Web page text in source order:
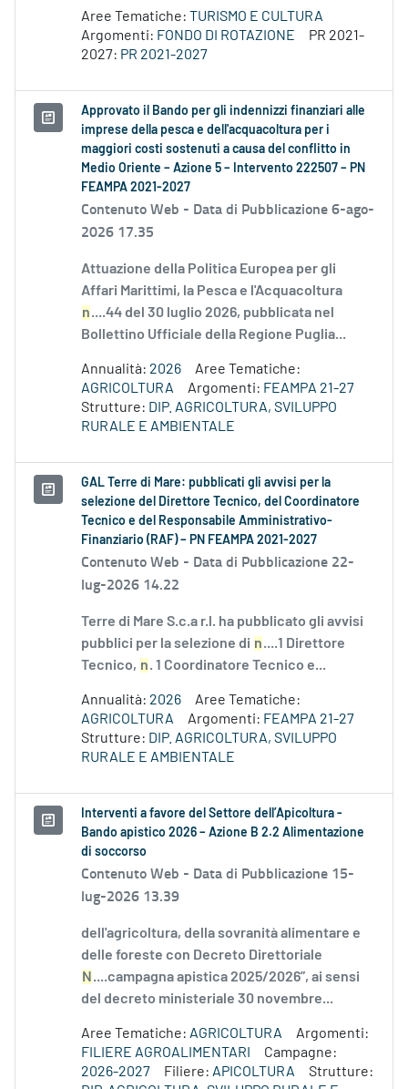
Aree Tematiche: TURISMO E CULTURA
Argomenti: FONDO DI ROTAZIONE
PR 2021-
2027: PR 2021-2027
Approvato il Bando per gli indennizzi finanziari alle
imprese della pesca e dell'acquacoltura per i
maggiori costi sostenuti a causa del conflitto in
Medio Oriente – Azione 5 – Intervento 222507 – PN
FEAMPA 2021-2027
Contenuto Web - Data di Pubblicazione 6-ago-
2026 17.35
Attuazione della Politica Europea per gli
Affari Marittimi, la Pesca e l'Acquacoltura
n....44 del 30 luglio 2026, pubblicata nel
Bollettino Ufficiale della Regione Puglia...
Annualità: 2026
Aree Tematiche:
AGRICOLTURA
Argomenti: FEAMPA 21-27
Strutture: DIP. AGRICOLTURA, SVILUPPO
RURALE E AMBIENTALE
GAL Terre di Mare: pubblicati gli avvisi per la
selezione del Direttore Tecnico, del Coordinatore
Tecnico e del Responsabile Amministrativo-
Finanziario (RAF) – PN FEAMPA 2021-2027
Contenuto Web - Data di Pubblicazione 22-
lug-2026 14.22
Terre di Mare S.c.a r.l. ha pubblicato gli avvisi
pubblici per la selezione di n....1 Direttore
Tecnico, n. 1 Coordinatore Tecnico e...
Annualità: 2026
Aree Tematiche:
AGRICOLTURA
Argomenti: FEAMPA 21-27
Strutture: DIP. AGRICOLTURA, SVILUPPO
RURALE E AMBIENTALE
Interventi a favore del Settore dell’Apicoltura -
Bando apistico 2026 – Azione B 2.2 Alimentazione
di soccorso
Contenuto Web - Data di Pubblicazione 15-
lug-2026 13.39
dell'agricoltura, della sovranità alimentare e
delle foreste con Decreto Direttoriale
N ....campagna apistica 2025/2026”, ai sensi
del decreto ministeriale 30 novembre...
Aree Tematiche: AGRICOLTURA
Argomenti:
FILIERE AGROALIMENTARI
Campagne:
2026-2027
Filiere: APICOLTURA
Strutture: